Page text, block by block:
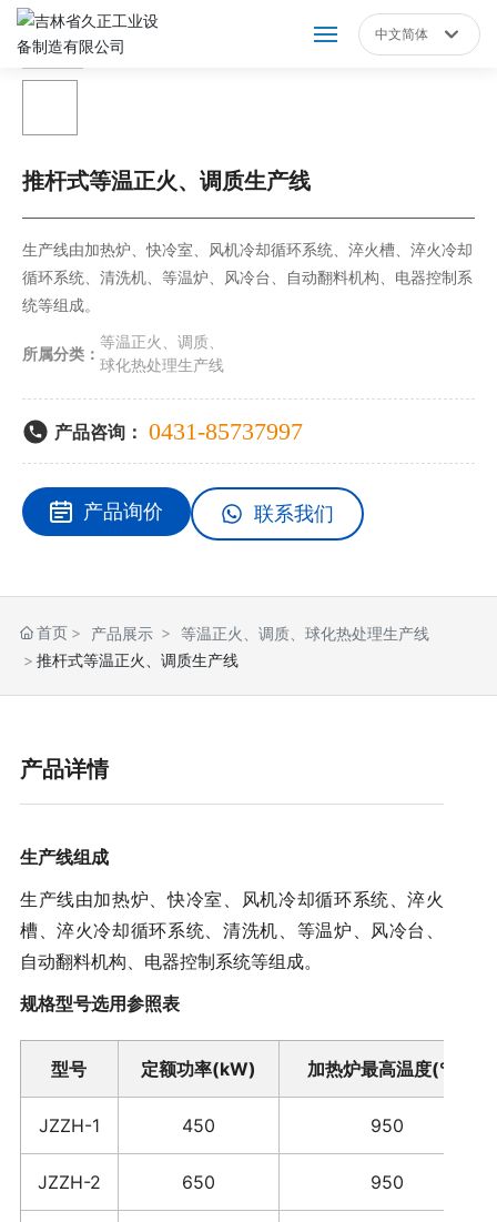
产品展示
新闻动态
联系我们
中文简体
推杆式等温正火、调质生产线
生产线由加热炉、快冷室、风机冷却循环系统、淬火槽、淬火冷却
循环系统、清洗机、等温炉、风冷台、自动翻料机构、电器控制系
统等组成。
所属分类：
等温正火、调质、
球化热处理生产线
产品咨询： 0431-85737997
产品询价 联系我们
首页 产品展示
等温正火、调质、球化热处理生产线
推杆式等温正火、调质生产线
产品详情
生产线组成
生产线由加热炉、快冷室、风机冷却循环系统、淬火
槽、淬火冷却循环系统、清洗机、等温炉、风冷台、
自动翻料机构、电器控制系统等组成。
规格型号选用参照表
型号 定额功率(kW) 加热炉最高温度(℃)
JZZH-1 450 950
JZZH-2 650 950